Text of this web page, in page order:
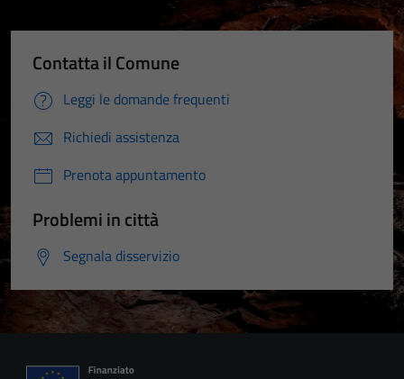
Contatta il Comune
Leggi le domande frequenti
Richiedi assistenza
Prenota appuntamento
Problemi in città
Segnala disservizio